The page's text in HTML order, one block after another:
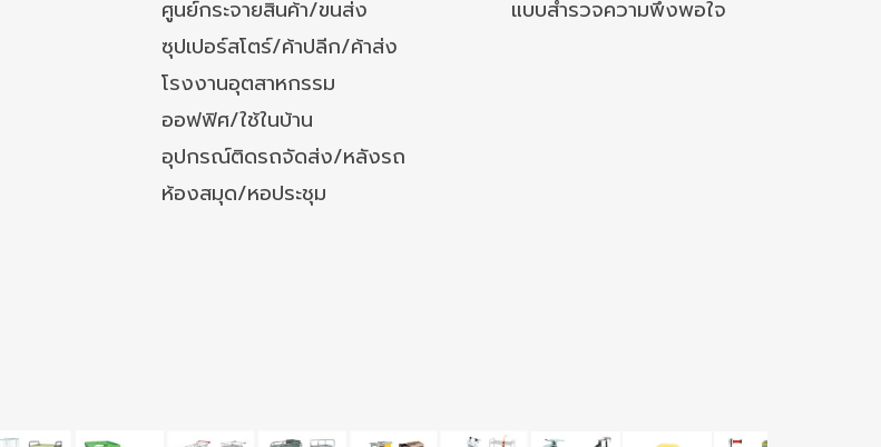
ศูนย์กระจายสินค้า/ขนส่ง
แบบสำรวจความพึงพอใจ
ซุปเปอร์สโตร์/ค้าปลีก/ค้าส่ง
โรงงานอุตสาหกรรม
ออฟฟิศ/ใช้ในบ้าน
อุปกรณ์ติดรถจัดส่ง/หลังรถ
ห้องสมุด/หอประชุม